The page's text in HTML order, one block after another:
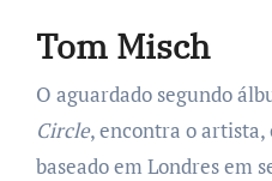
Tom Misch
O aguardado segundo
Circle, encontra o
baseado em Londres em